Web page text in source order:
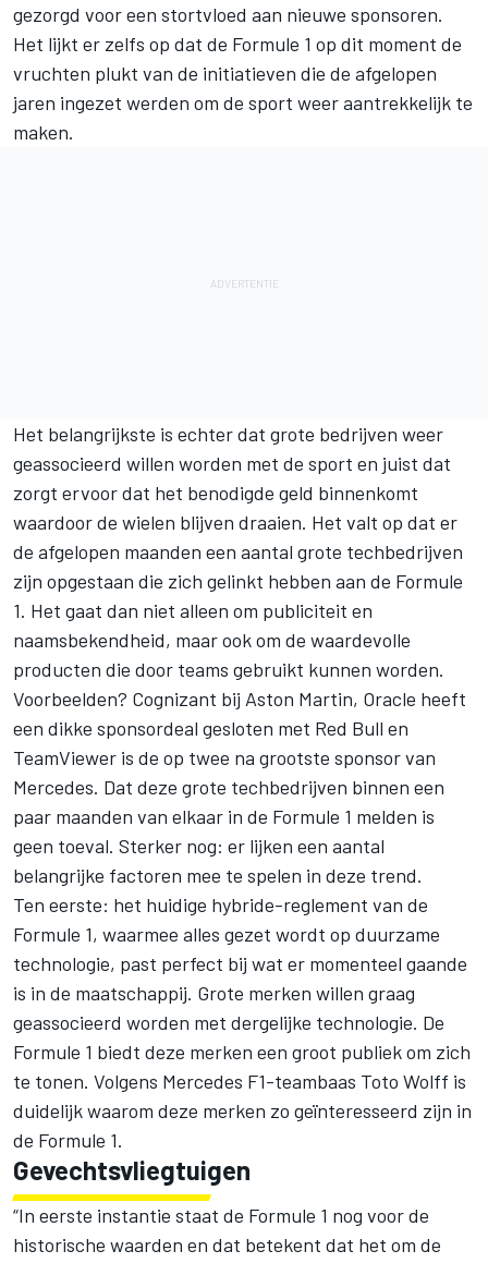
gezorgd voor een stortvloed aan nieuwe sponsoren.
Het lijkt er zelfs op dat de Formule 1 op dit moment de
vruchten plukt van de initiatieven die de afgelopen
jaren ingezet werden om de sport weer aantrekkelijk te
maken.
Het belangrijkste is echter dat grote bedrijven weer
geassocieerd willen worden met de sport en juist dat
zorgt ervoor dat het benodigde geld binnenkomt
waardoor de wielen blijven draaien. Het valt op dat er
de afgelopen maanden een aantal grote techbedrijven
zijn opgestaan die zich gelinkt hebben aan de Formule
1. Het gaat dan niet alleen om publiciteit en
naamsbekendheid, maar ook om de waardevolle
producten die door teams gebruikt kunnen worden.
Voorbeelden? Cognizant bij Aston Martin, Oracle heeft
een dikke sponsordeal gesloten met Red Bull en
TeamViewer is de op twee na grootste sponsor van
Mercedes. Dat deze grote techbedrijven binnen een
paar maanden van elkaar in de Formule 1 melden is
geen toeval. Sterker nog: er lijken een aantal
belangrijke factoren mee te spelen in deze trend.
Ten eerste: het huidige hybride-reglement van de
Formule 1, waarmee alles gezet wordt op duurzame
technologie, past perfect bij wat er momenteel gaande
is in de maatschappij. Grote merken willen graag
geassocieerd worden met dergelijke technologie. De
Formule 1 biedt deze merken een groot publiek om zich
te tonen. Volgens Mercedes F1-teambaas Toto Wolff is
duidelijk waarom deze merken zo geïnteresseerd zijn in
de Formule 1.
Gevechtsvliegtuigen
“In eerste instantie staat de Formule 1 nog voor de
historische waarden en dat betekent dat het om de